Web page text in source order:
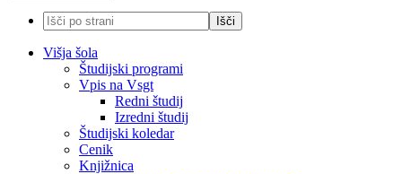
Višja šola
Študijski programi
Vpis na Vsgt
Redni študij
Izredni študij
Študijski koledar
Cenik
Knjižnica